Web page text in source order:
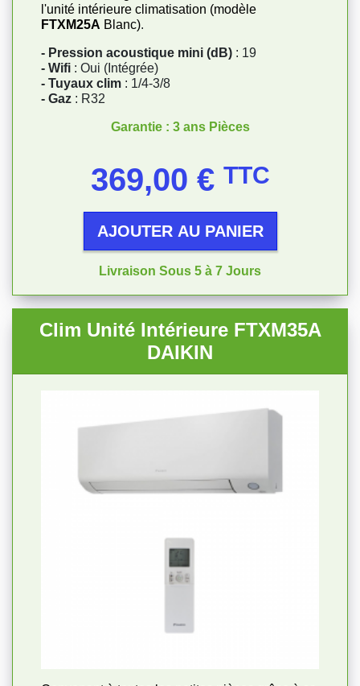
l'unité intérieure climatisation (modèle
FTXM25A Blanc).
- Pression acoustique mini (dB) : 19
- Wifi : Oui (Intégrée)
- Tuyaux clim : 1/4-3/8
- Gaz : R32
Garantie : 3 ans Pièces
369,00 € TTC
AJOUTER AU PANIER
Livraison Sous 5 à 7 Jours
Clim Unité Intérieure FTXM35A
DAIKIN